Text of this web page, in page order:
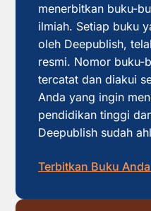
menerbitkan buku-
ilmiah. Setiap buku
oleh Deepublish,
resmi. Nomor buku-
tercatat dan diakui
Anda yang ingin
pendidikan tinggi
Deepublish sudah
Terbitkan Buku